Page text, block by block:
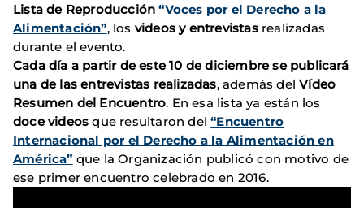
Lista de Reproducción“Voces por el Derecho a la
Alimentación”, los videos y entrevistas realizadas
durante el evento.
Cada día a partir de este 10 de diciembre se publicará
una de las entrevistas realizadas, además delVídeo
Resumen del Encuentro. En esa lista ya están los
doce videos que resultaron del“Encuentro
Internacional por el Derecho a la Alimentación en
América” que la Organización publicó con motivo de
ese primer encuentro celebrado en 2016.